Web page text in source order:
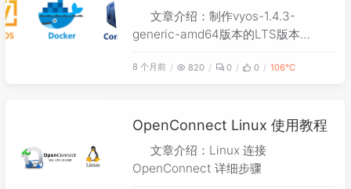
文章介绍：制作vyos-1.4.3-
generic-amd64版本的LTS版本
8 个月前 820 0 0 106℃
OpenConnect Linux 使用教程
文章介绍：Linux 连接
OpenConnect 详细步骤